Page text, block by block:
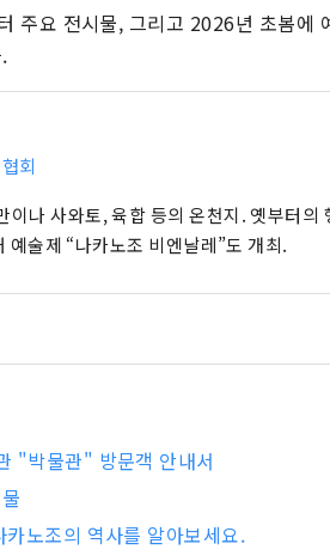
주요 전시물, 그리고 2026년 초봄에
회
이나 사와토, 육합 등의 온천지. 옛부터의
예술제 “나카노조 비엔날레”도 개최.
"박물관" 방문객 안내서
노조의 역사를 알아보세요.